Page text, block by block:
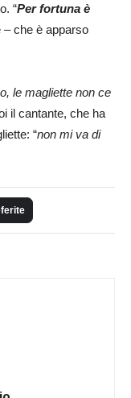
“Per fortuna è
– che è apparso
le magliette non ce
il cantante, che ha
“non mi va di